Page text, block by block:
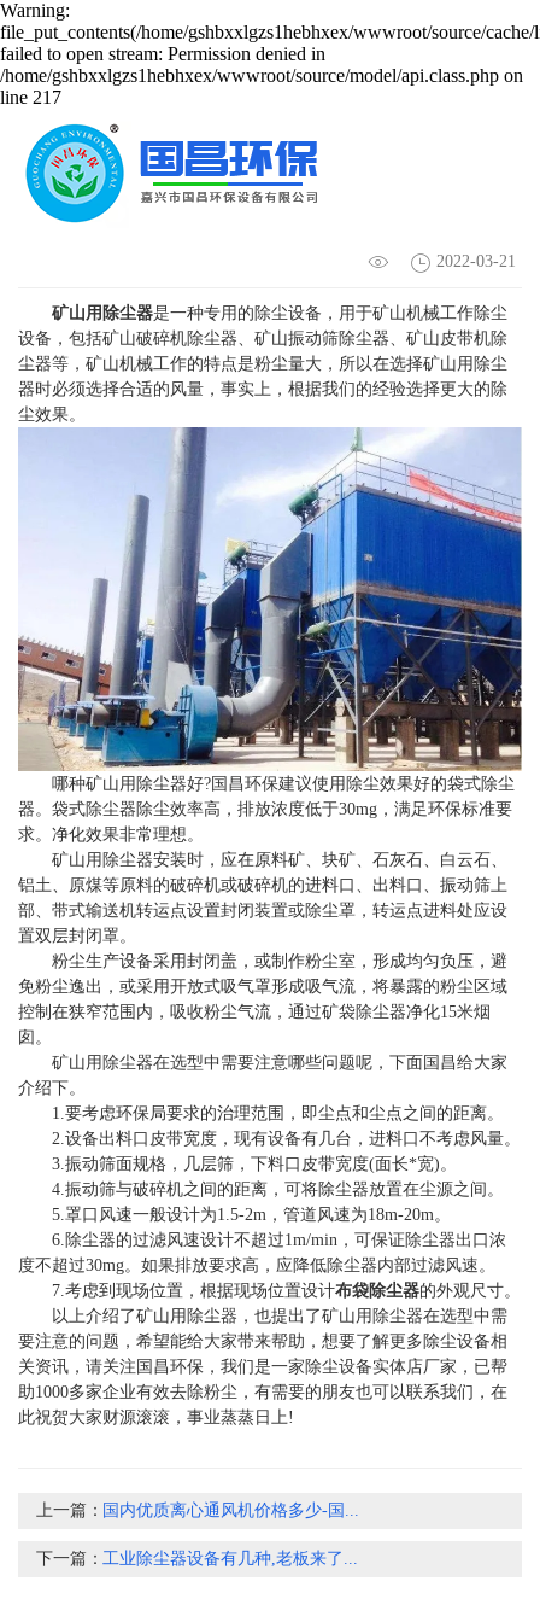
Warning:
file_put_contents(/home/gshbxxlgzs1hebhxex/wwwroot/source/cache/
failed to open stream: Permission denied in
/home/gshbxxlgzs1hebhxex/wwwroot/source/model/api.class.php on
line 217
哪种矿山用除尘器好,选型需要注意哪些问题
2022-03-21
矿山用除尘器是一种专用的除尘设备，用于矿山机械工作除尘
设备，包括矿山破碎机除尘器、矿山振动筛除尘器、矿山皮带机除
尘器等，矿山机械工作的特点是粉尘量大，所以在选择矿山用除尘
器时必须选择合适的风量，事实上，根据我们的经验选择更大的除
尘效果。
哪种矿山用除尘器好?国昌环保建议使用除尘效果好的袋式除尘
器。袋式除尘器除尘效率高，排放浓度低于30mg，满足环保标准要
求。净化效果非常理想。
矿山用除尘器安装时，应在原料矿、块矿、石灰石、白云石、
铝土、原煤等原料的破碎机或破碎机的进料口、出料口、振动筛上
部、带式输送机转运点设置封闭装置或除尘罩，转运点进料处应设
置双层封闭罩。
粉尘生产设备采用封闭盖，或制作粉尘室，形成均匀负压，避
免粉尘逸出，或采用开放式吸气罩形成吸气流，将暴露的粉尘区域
控制在狭窄范围内，吸收粉尘气流，通过矿袋除尘器净化15米烟
囱。
矿山用除尘器在选型中需要注意哪些问题呢，下面国昌给大家
介绍下。
1.要考虑环保局要求的治理范围，即尘点和尘点之间的距离。
2.设备出料口皮带宽度，现有设备有几台，进料口不考虑风量。
3.振动筛面规格，几层筛，下料口皮带宽度(面长*宽)。
4.振动筛与破碎机之间的距离，可将除尘器放置在尘源之间。
5.罩口风速一般设计为1.5-2m，管道风速为18m-20m。
6.除尘器的过滤风速设计不超过1m/min，可保证除尘器出口浓
度不超过30mg。如果排放要求高，应降低除尘器内部过滤风速。
7.考虑到现场位置，根据现场位置设计布袋除尘器的外观尺寸。
以上介绍了矿山用除尘器，也提出了矿山用除尘器在选型中需
要注意的问题，希望能给大家带来帮助，想要了解更多除尘设备相
关资讯，请关注国昌环保，我们是一家除尘设备实体店厂家，已帮
助1000多家企业有效去除粉尘，有需要的朋友也可以联系我们，在
此祝贺大家财源滚滚，事业蒸蒸日上!
上一篇： 国内优质离心通风机价格多少-国...
下一篇：工业除尘器设备有几种,老板来了...